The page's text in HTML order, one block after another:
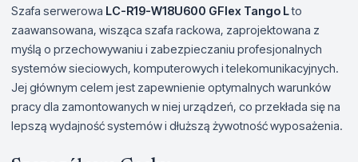
Szafa serwerowa LC-R19-W18U600 GFlex Tango Lto
zaawansowana, wisząca szafa rackowa, zaprojektowana z
myślą o przechowywaniu i zabezpieczaniu profesjonalnych
systemów sieciowych, komputerowych i telekomunikacyjnych.
Jej głównym celem jest zapewnienie optymalnych warunków
pracy dla zamontowanych w niej urządzeń, co przekłada się na
lepszą wydajność systemów i dłuższą żywotność wyposażenia.